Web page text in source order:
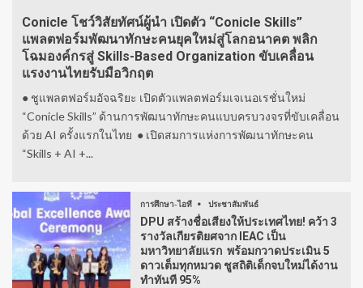
Conicle โชว์วิสัยทัศน์ผู้นำ เปิดตัว “Conicle Skills”
แพลตฟอร์มพัฒนาทักษะคนยุคใหม่สู่โลกอนาคต พลิก
โฉมองค์กรสู่ Skills-Based Organization ขับเคลื่อน
แรงงานไทยรับมือวิกฤต
● ชูแพลตฟอร์มอัจฉริยะ เปิดตัวแพลตฟอร์มเจเนอเรชั่นใหม่
“Conicle Skills” ด้านการพัฒนาทักษะคนแบบครบวงจรที่ขับเคลื่อน
ด้วย AI ครั้งแรกในไทย ● เปิดสมการแห่งการพัฒนาทักษะคน
“Skills + AI +...
การศึกษา-ไอที ประชาสัมพันธ์
DPU สร้างชื่อเสียงให้ประเทศไทย! คว้า 3
รางวัลเกียรติยศจาก IEAC เป็น
มหาวิทยาลัยแรก พร้อมกวาดประเมิน 5
ดาวเต็มทุกหมวด ชูสถิติเด็กจบใหม่ได้งาน
ทำทันที 95%